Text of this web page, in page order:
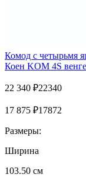
Комод с четырьмя
Коен KOM 4S
22 340 ₽22340
17 875 ₽17872
Размеры:
Ширина
103.50 см